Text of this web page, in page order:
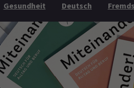
Gesundheit Deutsch